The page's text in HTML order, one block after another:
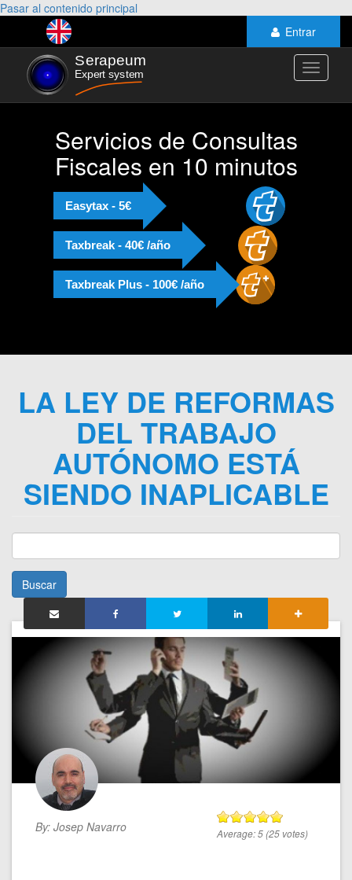
Pasar al contenido principal
Entrar
Toggle
Servicios de Consultas
Fiscales en 10 minutos
Easytax - 5€
Taxbreak - 40€ /año
Taxbreak Plus - 100€ /año
LA LEY DE REFORMAS
DEL TRABAJO
AUTÓNOMO ESTÁ
SIENDO INAPLICABLE
Buscar
By: Josep Navarro Average:5(25 votes)